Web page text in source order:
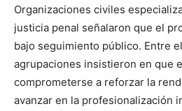
Organizaciones civiles
justicia penal señalaron que el
bajo seguimiento público. Entre
agrupaciones insistieron en que
comprometerse a reforzar la
avanzar en la profesionalización